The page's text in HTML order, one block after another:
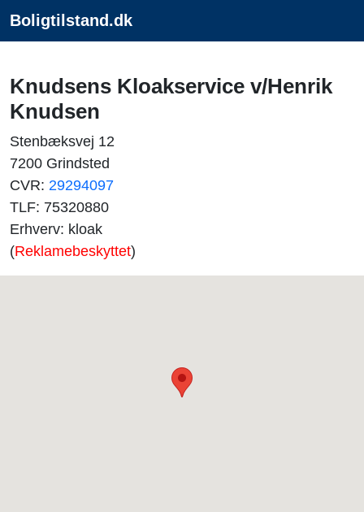
Boligtilstand.dk
Knudsens Kloakservice v/Henrik
Knudsen
Stenbæksvej 12
7200 Grindsted
CVR: 29294097
TLF: 75320880
Erhverv: kloak
(Reklamebeskyttet)